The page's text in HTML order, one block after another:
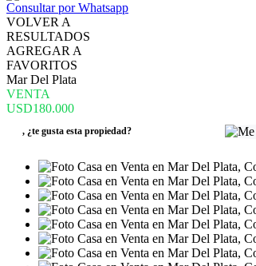
Consultar por Whatsapp
VOLVER A
RESULTADOS
AGREGAR A
FAVORITOS
Mar Del Plata
VENTA
USD180.000
, ¿te gusta esta propiedad?